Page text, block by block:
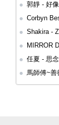
郭靜 - 好
Corbyn
(5170)
Shakira -
MIRROR
任夏 - 思
馬師傅~善